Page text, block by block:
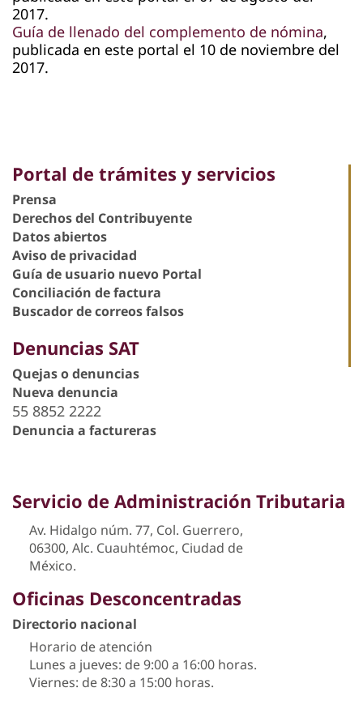
2017.
​​​Guía de llenado del complemento de nómina,
publicada en este portal el 10 de noviembre del
2017.